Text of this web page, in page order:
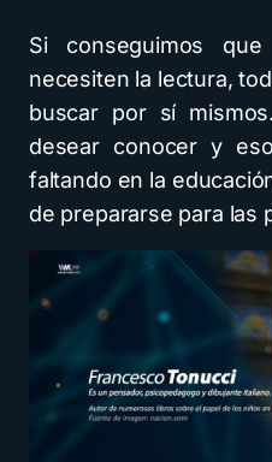
Si conseguimos
necesiten la lectura,
buscar por sí
desear conocer y
faltando en la
de prepararse para las